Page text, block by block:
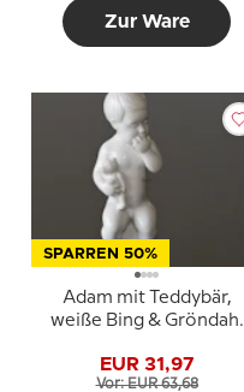
Zur Ware
SPARREN 50%
Adam mit Teddybär,
weiße Bing & Gröndahl
2231
EUR 31,97
Vor: EUR 63,68